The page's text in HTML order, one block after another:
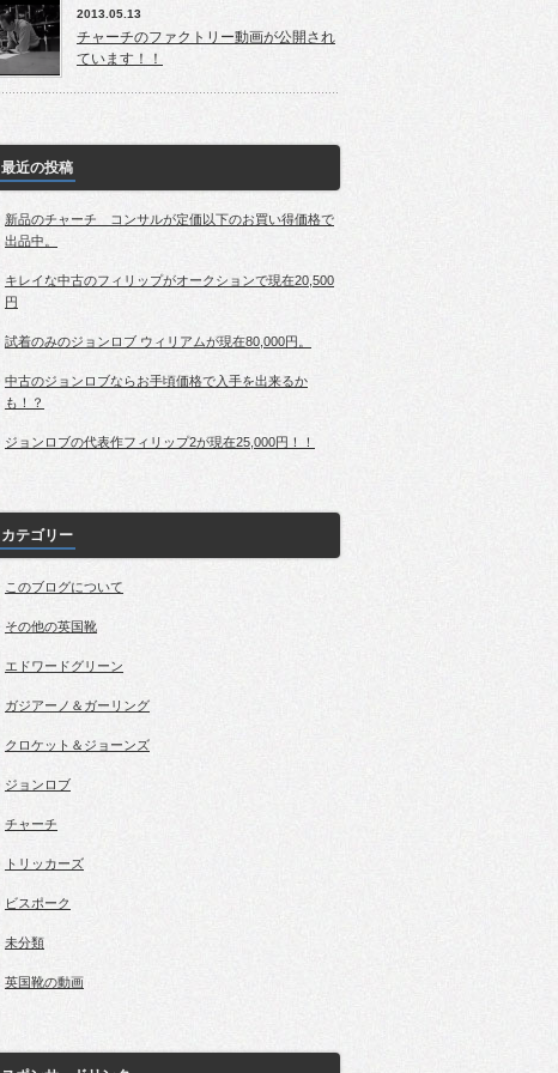
2013.05.13
チャーチのファクトリー動画が公開され
ています！！
最近の投稿
新品のチャーチ コンサルが定価以下のお買い得価格で
出品中。
キレイな中古のフィリップがオークションで現在20,500
円
試着のみのジョンロブ ウィリアムが現在80,000円。
中古のジョンロブならお手頃価格で入手を出来るか
も！？
ジョンロブの代表作フィリップ2が現在25,000円！！
カテゴリー
このブログについて
その他の英国靴
エドワードグリーン
ガジアーノ＆ガーリング
クロケット＆ジョーンズ
ジョンロブ
チャーチ
トリッカーズ
ビスポーク
未分類
英国靴の動画